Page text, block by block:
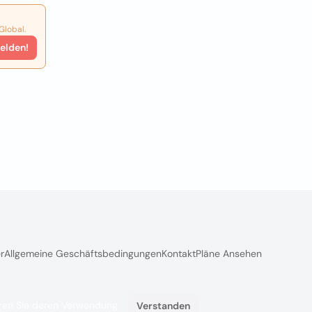
Allgemeine GeschäftsbedingungenKontaktPläne Ansehen
Verstanden